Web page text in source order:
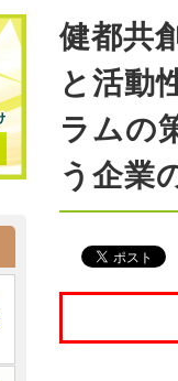
健都共
と活動
ラムの
う企業